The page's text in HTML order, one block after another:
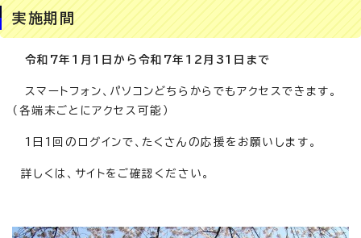
実施期間
令和7年1月1日から令和7年12月31日まで
スマートフォン、パソコンどちらからでもアクセスできます。
（各端末ごとにアクセス可能）
1日1回のログインで、たくさんの応援をお願いします。
詳しくは、サイトをご確認ください。